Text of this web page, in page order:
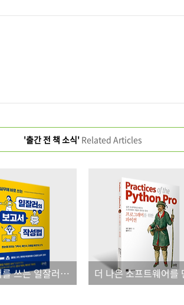
'출간 전 책 소식'Related Articles
좋은 문서를 쓰는 일잘러 직장인의 특징 세 가지